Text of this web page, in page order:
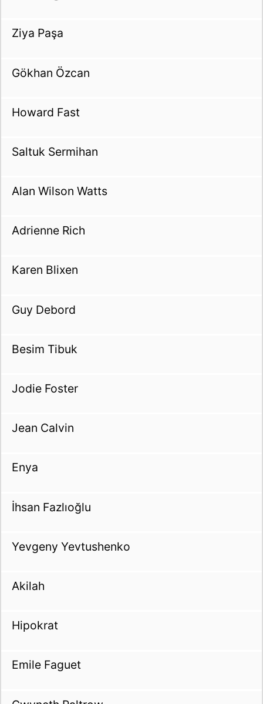
Ziya Paşa
Gökhan Özcan
Howard Fast
Saltuk Sermihan
Alan Wilson Watts
Adrienne Rich
Karen Blixen
Guy Debord
Besim Tibuk
Jodie Foster
Jean Calvin
Enya
İhsan Fazlıoğlu
Yevgeny Yevtushenko
Akilah
Hipokrat
Emile Faguet